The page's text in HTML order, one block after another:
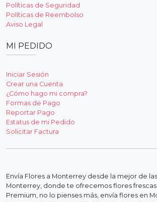
Políticas de Seguridad
Políticas de Reembolso
Aviso Legal
MI PEDIDO
Iniciar Sesión
Crear una Cuenta
¿Cómo hago mi compra?
Formas de Pago
Reportar Pago
Estatus de mi Pedido
Solicitar Factura
Envía Flores a Monterrey desde la mejor de
Monterrey, donde te ofrecemos flores
Premium, no lo pienses más, envía flores en